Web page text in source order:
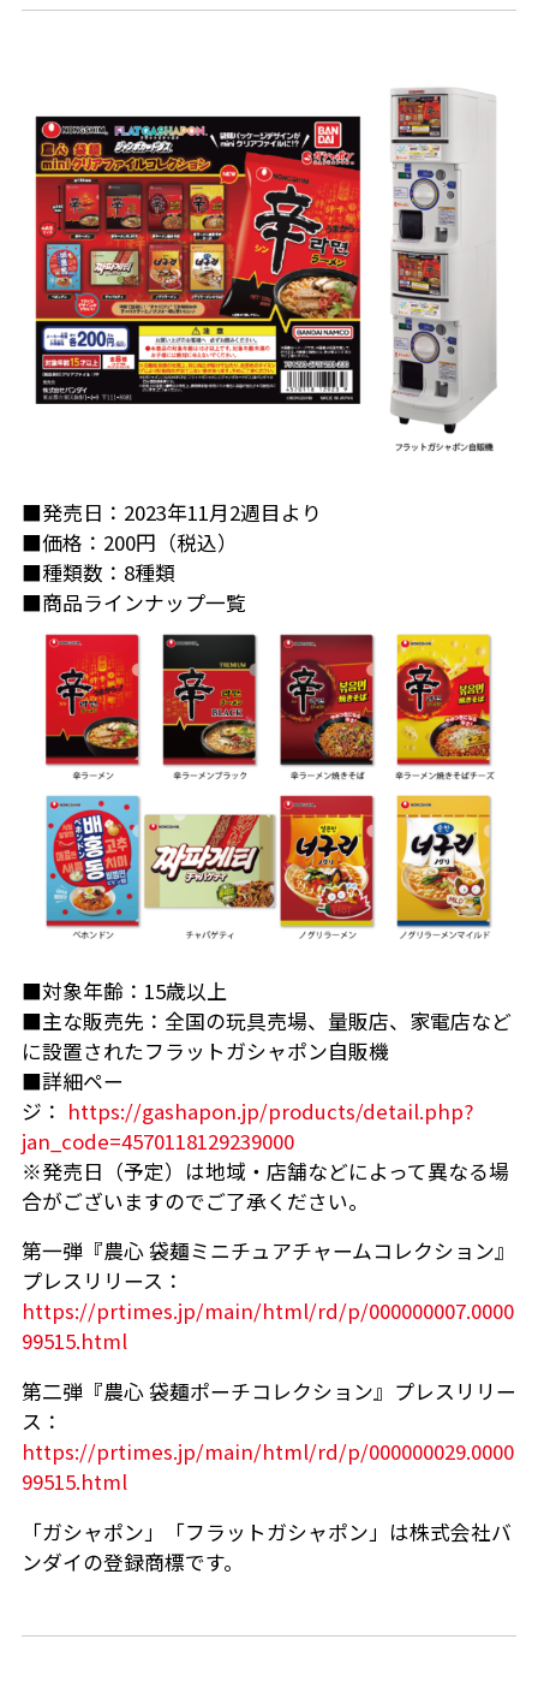
■発売日：2023年11月2週目より
■価格：200円（税込）
■種類数：8種類
■商品ラインナップ一覧
■対象年齢：15歳以上
■主な販売先：全国の玩具売場、量販店、家電店など
に設置されたフラットガシャポン自販機
■詳細ペー
ジ： https://gashapon.jp/products/detail.php?
jan_code=4570118129239000
※発売日（予定）は地域・店舗などによって異なる場
合がございますのでご了承ください。
第一弾『農心 袋麺ミニチュアチャームコレクション』
プレスリリース：
https://prtimes.jp/main/html/rd/p/000000007.0000
99515.html
第二弾『農心 袋麺ポーチコレクション』プレスリリー
ス：
https://prtimes.jp/main/html/rd/p/000000029.0000
99515.html
「ガシャポン」「フラットガシャポン」は株式会社バ
ンダイの登録商標です。